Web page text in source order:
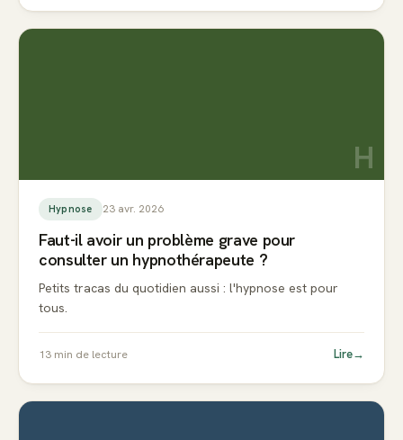
H
Hypnose 23 avr. 2026
Faut-il avoir un problème grave pour
consulter un hypnothérapeute ?
Petits tracas du quotidien aussi : l'hypnose est pour
tous.
13 min de lecture Lire→